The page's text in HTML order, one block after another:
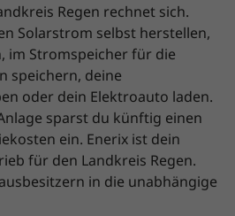
Regen rechnet sich.
Solarstrom selbst herstellen,
im Stromspeicher für die
speichern, deine
oder dein Elektroauto laden.
sparst du künftig einen
ein. Enerix ist dein
für den Landkreis Regen.
in die unabhängige